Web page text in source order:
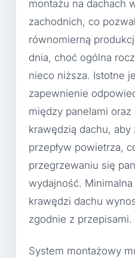
montażu na dachach
zachodnich, co
równomierną
dnia, choć ogólna
nieco niższa. Istotne
zapewnienie
między panelami
krawędzią dachu,
przepływ powietrza,
przegrzewaniu się
wydajność. Minimalna
krawędzi dachu
zgodnie z przepisami.
System montażowy